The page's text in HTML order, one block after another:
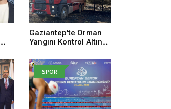
Gaziantep'te Orman
Yangını Kontrol Altına
SPOR